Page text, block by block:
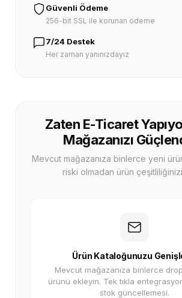
Güvenli Ödeme
256-bit SSL ile korunan ödeme
7/24 Destek
Her zaman yanınızdayız
Zaten E-Ticaret
Mağazanızı
Mevcut mağazanıza binlerce yeni
riski olmadan ürün çeşitliliğinizi
Ürün Kataloğunuzu
Mevcut mağazanıza binlerce
ürünü ekleyin. Tek tıkla
stok güncellemesi.